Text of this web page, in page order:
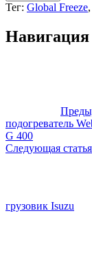
Тег: Global Freeze,
Навигация
подогреватель
G 400
Следующая статья
грузовик Isuzu